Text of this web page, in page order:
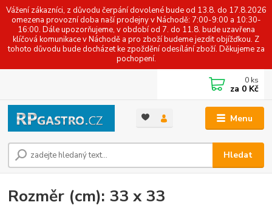
Vážení zákazníci, z důvodu čerpání dovolené bude od 13.8. do 17.8.2026
omezena provozní doba naší prodejny v Náchodě: 7:00-9:00 a 10:30-
16:00. Dále upozorňujeme, v období od 7. do 11.8. bude uzavřena
klíčová komunikace v Náchodě a pro zboží budeme jezdit objížďkou. Z
tohoto důvodu bude docházet ke zpoždění odesílání zboží. Děkujeme za
pochopení.
Menu
Hledat
0 ks
za 0 Kč
Rozměr (cm): 33 x 33